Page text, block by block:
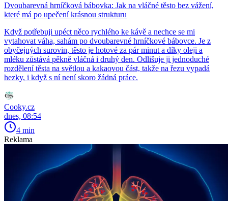
Dvoubarevná hrníčková bábovka: Jak na vláčné těsto bez vážení,
které má po upečení krásnou strukturu
Když potřebuji upéct něco rychlého ke kávě a nechce se mi
vytahovat váha, sahám po dvoubarevné hrníčkové bábovce. Je z
obyčejných surovin, těsto je hotové za pár minut a díky oleji a
mléku zůstává pěkně vláčná i druhý den. Odlišuje ji jednoduché
rozdělení těsta na světlou a kakaovou část, takže na řezu vypadá
hezky, i když s ní není skoro žádná práce.
Cooky.cz
dnes, 08:54
4 min
Reklama